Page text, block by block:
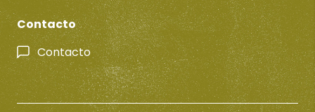
Contacto
Contacto